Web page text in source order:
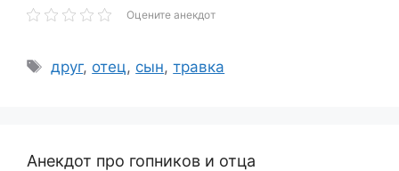
Оцените анекдот
Метки
друг, отец, сын,травка
Анекдот про гопников и отца